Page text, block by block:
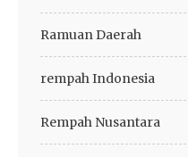
Ramuan Daerah
rempah Indonesia
Rempah Nusantara